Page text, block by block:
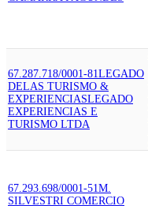
67.287.718/0001-81LEGADO
DELAS TURISMO &
EXPERIENCIASLEGADO
EXPERIENCIAS E
TURISMO LTDA
67.293.698/0001-51M.
SILVESTRI COMERCIO